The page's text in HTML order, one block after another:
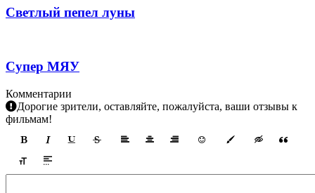
Светлый пепел луны
Супер МЯУ
Комментарии
Дорогие зрители, оставляйте, пожалуйста, ваши отзывы к
фильмам!